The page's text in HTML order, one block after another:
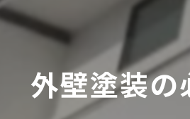
外壁塗装